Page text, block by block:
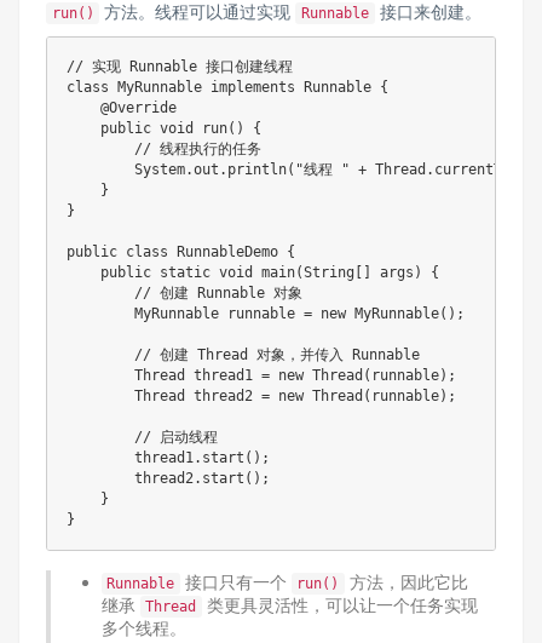
run() 方法。线程可以通过实现 Runnable 接口来创建。
// 实现 Runnable 接口创建线程
class MyRunnable implements Runnable {
    @Override
    public void run() {
        // 线程执行的任务
System.out.println("线程 " +
    }
}
public class RunnableDemo {
    public static void main(String[] args) {
        // 创建 Runnable 对象
        MyRunnable runnable = new MyRunnable();
        // 创建 Thread 对象，并传入 Runnable
        Thread thread1 = new Thread(runnable);
        Thread thread2 = new Thread(runnable);
        // 启动线程
        thread1.start();
        thread2.start();
    }
Runnable 接口只有一个 run()
方法，因此它比
继承
Thread
类更具灵活性，可以让一个任务实现
多个线程。